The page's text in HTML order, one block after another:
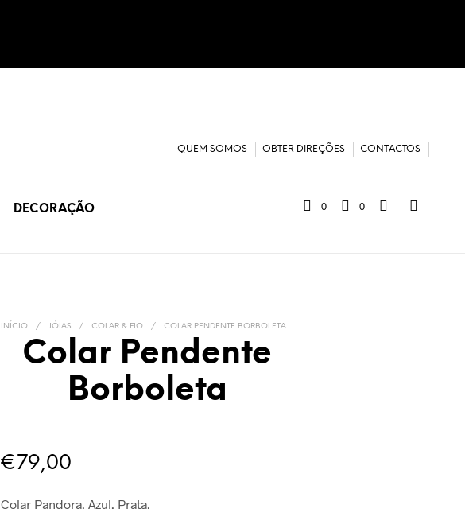
QUEM SOMOS OBTER DIREÇÕES CONTACTOS
DECORAÇÃO 0 0
INÍCIO / JÓIAS / COLAR & FIO / COLAR PENDENTE BORBOLETA
Colar Pendente
Borboleta
€79,00
Colar Pandora. Azul. Prata.